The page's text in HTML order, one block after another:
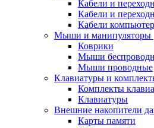
Кабели и
Кабели и
Кабели
Мыши и манипуляторы
Коврики
Мыши
Мыши проводные
Клавиатуры и
Комплекты
Клавиатуры
Внешние накопители
Карты памяти